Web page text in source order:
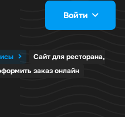
Войти
Сайт для ресторана,
заказ онлайн